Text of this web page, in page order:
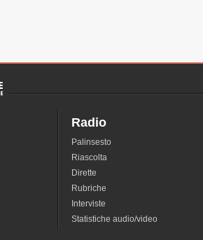
Radio
Palinsesto
Riascolta
Dirette
Rubriche
Interviste
Statistiche audio/video